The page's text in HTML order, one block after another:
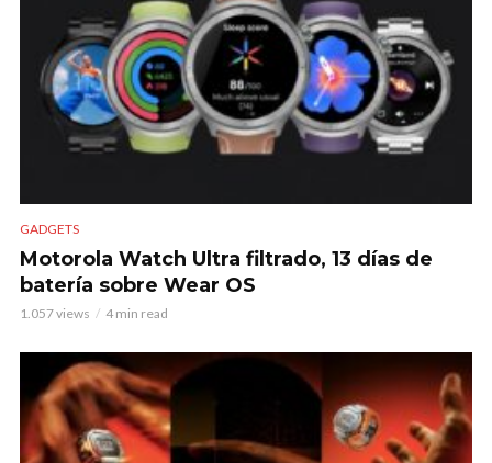
GADGETS
Motorola Watch Ultra filtrado, 13 días de
batería sobre Wear OS
1.057 views 4 min read